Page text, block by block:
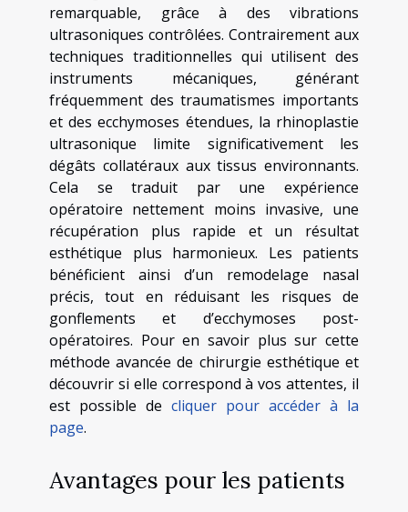
remarquable, grâce à des vibrations
ultrasoniques contrôlées. Contrairement aux
techniques traditionnelles qui utilisent des
instruments mécaniques, générant
fréquemment des traumatismes importants
et des ecchymoses étendues, la rhinoplastie
ultrasonique limite significativement les
dégâts collatéraux aux tissus environnants.
Cela se traduit par une expérience
opératoire nettement moins invasive, une
récupération plus rapide et un résultat
esthétique plus harmonieux. Les patients
bénéficient ainsi d’un remodelage nasal
précis, tout en réduisant les risques de
gonflements et d’ecchymoses post-
opératoires. Pour en savoir plus sur cette
méthode avancée de chirurgie esthétique et
découvrir si elle correspond à vos attentes, il
est possible de cliquer pour accéder à la
page.
Avantages pour les patients